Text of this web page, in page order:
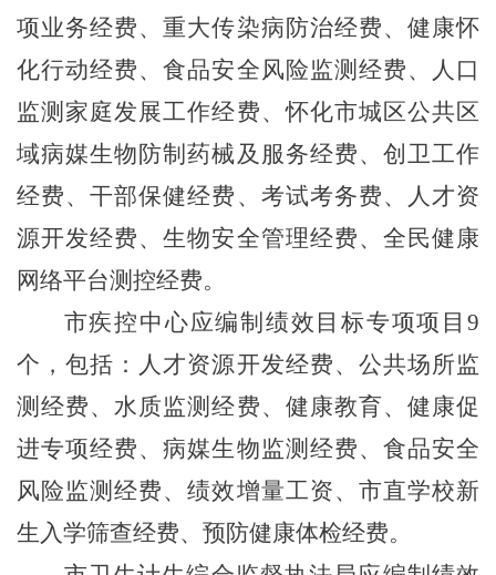
项业务经费、重大传染病防治经费、健康怀
化行动经费、食品安全风险监测经费、人口
监测家庭发展工作经费、怀化市城区公共区
域病媒生物防制药械及服务经费、创卫工作
经费、干部保健经费、考试考务费、人才资
源开发经费、生物安全管理经费、全民健康
网络平台测控经费。
市疾控中心应编制绩效目标专项项目 9
个，包括：人才资源开发经费、公共场所监
测经费、水质监测经费、健康教育、健康促
进专项经费、病媒生物监测经费、食品安全
风险监测经费、绩效增量工资、市直学校新
生入学筛查经费、预防健康体检经费。